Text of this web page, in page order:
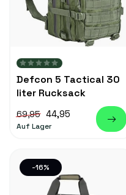
Defcon 5 Tactical 30
liter Rucksack
69,95 44,95
Auf Lager
-16%